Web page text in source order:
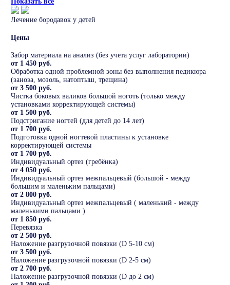
Лечение бородавок у детей
Цены
Забор материала на анализ (без учета услуг лаборатории)
от 1 450 руб.
Обработка одной проблемной зоны без выполнения педикюра
(заноза, мозоль, натоптыш, трещина)
от 3 500 руб.
Чистка боковых валиков большой ноготь (только между
установками корректирующей системы)
от 1 500 руб.
Подстригание ногтей (для детей до 14 лет)
от 1 700 руб.
Подготовка одной ногтевой пластины к установке
корректирующей системы
от 1 700 руб.
Индивидуальный ортез (гребёнка)
от 4 050 руб.
Индивидуальный ортез межпальцевый (большой - между
большим и маленьким пальцами)
от 2 800 руб.
Индивидуальный ортез межпальцевый ( маленький - между
маленькими пальцами )
от 1 850 руб.
Перевязка
от 2 500 руб.
Наложение разгрузочной повязки (D 5-10 см)
от 3 500 руб.
Наложение разгрузочной повязки (D 2-5 см)
от 2 700 руб.
Наложение разгрузочной повязки (D до 2 см)